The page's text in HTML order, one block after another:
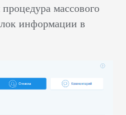
массового
информации в